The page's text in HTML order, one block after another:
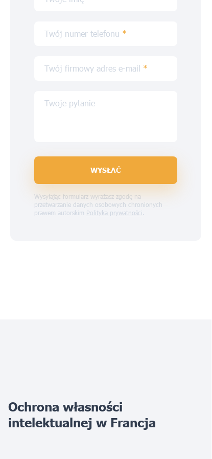
Twój numer telefonu *
Twój firmowy adres e-mail *
Twoje pytanie
WYSŁAĆ
Wysyłając formularz wyrażasz zgodę na
przetwarzanie danych osobowych chronionych
prawem autorskim Polityka prywatności.
Ochrona własności
intelektualnej w Francja